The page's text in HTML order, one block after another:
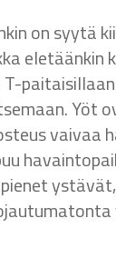
on syytä
eletäänkin
T-
Yöt
vaivaa